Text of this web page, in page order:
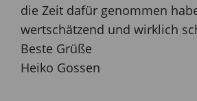
die Zeit dafür genommen
wertschätzend und wirklich
Beste Grüße
Heiko Gossen